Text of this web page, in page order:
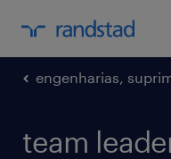
engenharias,
team